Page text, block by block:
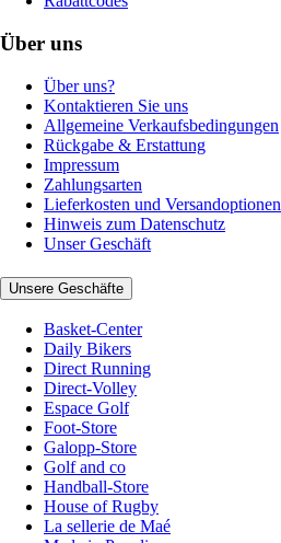
Über uns
Über uns?
Kontaktieren Sie uns
Allgemeine Verkaufsbedingungen
Rückgabe & Erstattung
Impressum
Zahlungsarten
Lieferkosten und Versandoptionen
Hinweis zum Datenschutz
Unser Geschäft
Unsere Geschäfte
Basket-Center
Daily Bikers
Direct Running
Direct-Volley
Espace Golf
Foot-Store
Galopp-Store
Golf and co
Handball-Store
House of Rugby
La sellerie de Maé